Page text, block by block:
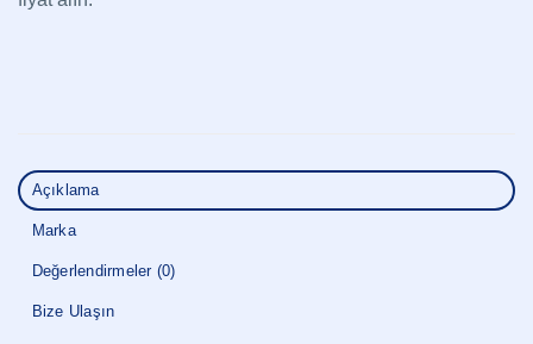
Açıklama
Marka
Değerlendirmeler (0)
Bize Ulaşın